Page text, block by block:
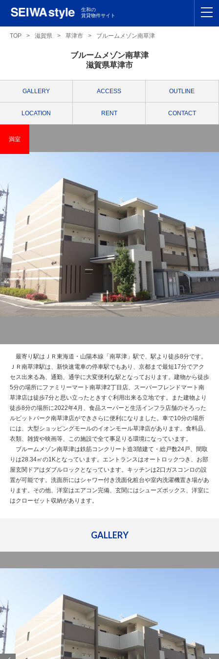
生和の
賃貸物件サイト
TOP
支店一覧
お友達紹介特典
管理建物一覧
企業情報 採用情報
プライバシー
ポリシー
サイトマップ
閉じる
TOP > 滋賀県 > 草津市 > ブルームメゾン南草津
ブルームメゾン南草津
滋賀県草津市
GALLERY ACCESS OUTLINE
LOCATION RENT CONTACT
満室
最寄り駅はＪＲ東海道・山陽本線「南草津」駅で、駅より徒歩8分です。
ＪＲ南草津駅は、新快速電車の停車駅でもあり、京都まで最短17分でアク
セス出来る為、通勤、通学に大変便利な駅となっております。建物から徒歩
5分の場所にファミリーマート南草津2丁目店、スーパーフレンドマート南
草津店は徒歩7分と思い立ったときすぐ利用出来る立地です。また建物より
徒歩8分の場所に2022年4月、食品スーパーと生活インフラ店舗のそろった
ルビットパーク南草津店ができさらに便利になりました。車で10分の場所
には、大型ショッピングモールのイオンモール草津店があります。食料品、
衣類、雑貨や映画等、この施設で全て事足りる環境になっています。
ブルームメゾン南草津は鉄筋コンクリート造3階建て・総戸数24戸、間取
りは28.34㎡の1Kとなっています。エントランスはオートロックつき、お部
屋玄関ドアはダブルロックとなっています。キッチンは2口ガスコンロの設
置が可能です。洗面所にはシャワー付き洗面化粧台や室内洗濯機置き場があ
ります。その他、洋室はエアコン完備、玄関にはシューズボックス、洋室に
はクローゼット収納があります。
GALLERY